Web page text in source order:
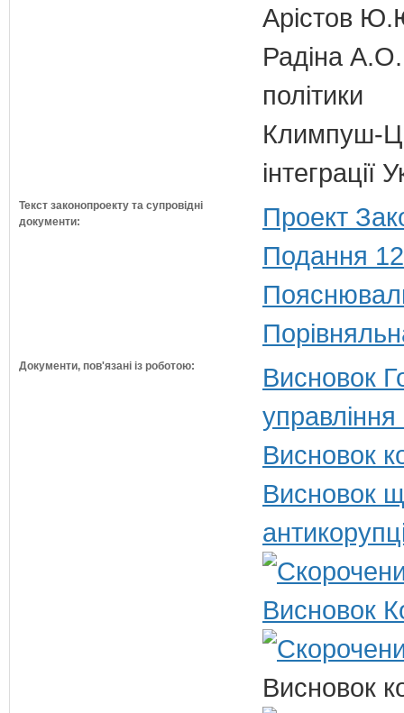
Арістов
Радіна А.О.
політики
Климпуш-
Текст законопроекту та супровідні
документи:
Проект
Подання
Документи, пов'язані із роботою:
Висновок
Висновок
Висновок
Висновок
Висновок